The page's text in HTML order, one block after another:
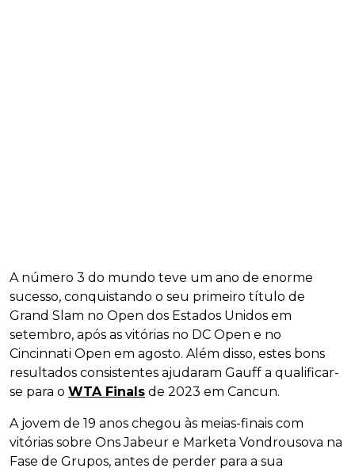
A número 3 do mundo teve um ano de enorme
sucesso, conquistando o seu primeiro título de
Grand Slam no Open dos Estados Unidos em
setembro, após as vitórias no DC Open e no
Cincinnati Open em agosto. Além disso, estes bons
resultados consistentes ajudaram Gauff a qualificar-
se para o WTA Finals de 2023 em Cancun.
A jovem de 19 anos chegou às meias-finais com
vitórias sobre Ons Jabeur e Marketa Vondrousova na
Fase de Grupos, antes de perder para a sua